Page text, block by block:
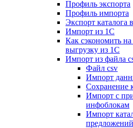
Профиль экспорта
Профиль импорта
Экспорт каталога
Импорт из 1С
Как сэкономить на
выгрузку из 1С
Импорт из файла
Файл csv
Импорт
Сохранение
Импорт с
инфоблокам
Импорт
предложений